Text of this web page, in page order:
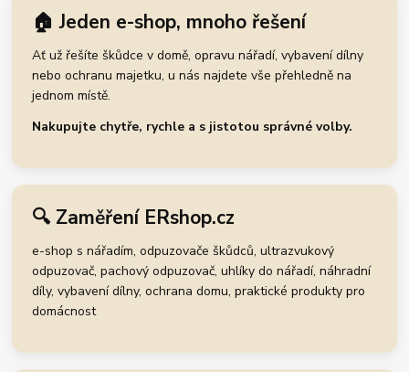
🏠 Jeden e-shop, mnoho řešení
Ať už řešíte škůdce v domě, opravu nářadí, vybavení dílny
nebo ochranu majetku, u nás najdete vše přehledně na
jednom místě.
Nakupujte chytře, rychle a s jistotou správné volby.
🔍 Zaměření ERshop.cz
e-shop s nářadím, odpuzovače škůdců, ultrazvukový
odpuzovač, pachový odpuzovač, uhlíky do nářadí, náhradní
díly, vybavení dílny, ochrana domu, praktické produkty pro
domácnost